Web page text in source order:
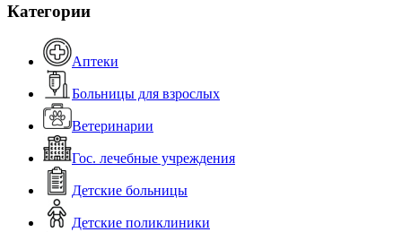
Категории
Аптеки
Больницы для взрослых
Ветеринарии
Гос. лечебные учреждения
Детские больницы
Детские поликлиники